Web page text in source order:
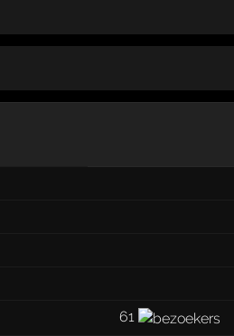
61